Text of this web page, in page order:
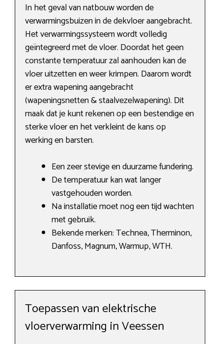
In het geval van natbouw worden de
verwarmingsbuizen in de dekvloer aangebracht.
Het verwarmingssysteem wordt volledig
geïntegreerd met de vloer. Doordat het geen
constante temperatuur zal aanhouden kan de
vloer uitzetten en weer krimpen. Daarom wordt
er extra wapening aangebracht
(wapeningsnetten & staalvezelwapening). Dit
maak dat je kunt rekenen op een bestendige en
sterke vloer en het verkleint de kans op
werking en barsten.
Een zeer stevige en duurzame fundering.
De temperatuur kan wat langer
vastgehouden worden.
Na installatie moet nog een tijd wachten
met gebruik.
Bekende merken: Technea, Therminon,
Danfoss, Magnum, Warmup, WTH.
Toepassen van elektrische
vloerverwarming in Veessen